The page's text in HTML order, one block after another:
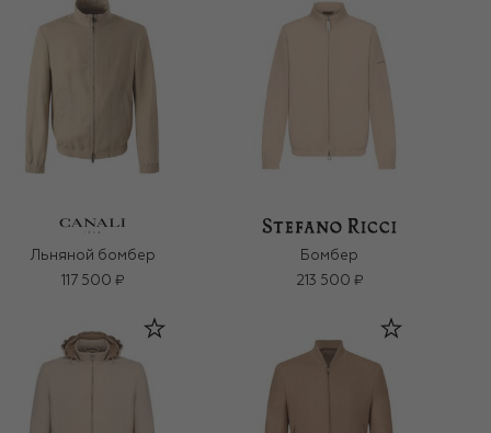
Льняной бомбер
117 500 ₽
Бомбер
213 500 ₽